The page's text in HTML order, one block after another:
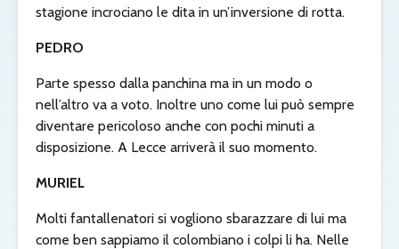
stagione incrociano le dita in un’inversione di rotta.
PEDRO
Parte spesso dalla panchina ma in un modo o
nell’altro va a voto. Inoltre uno come lui può sempre
diventare pericoloso anche con pochi minuti a
disposizione. A Lecce arriverà il suo momento.
MURIEL
Molti fantallenatori si vogliono sbarazzare di lui ma
come ben sappiamo il colombiano i colpi li ha. Nelle